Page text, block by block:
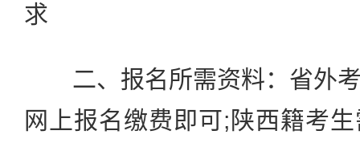
求
二、报名所需资料：省外考
网上报名缴费即可;陕西籍考